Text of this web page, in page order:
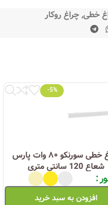
خطی, چراغ روکار
-5%
چراغ خطی سورنکو ۸۰ وات پارس
شعاع 120 سانتی متری
افزودن به سبد خرید